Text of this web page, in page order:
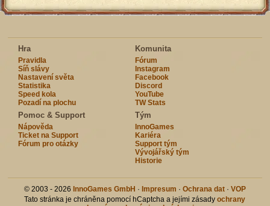
Hra
Pravidla
Síň slávy
Nastavení světa
Statistika
Speed kola
Pozadí na plochu
Komunita
Fórum
Instagram
Facebook
Discord
YouTube
TW Stats
Pomoc & Support
Nápověda
Ticket na Support
Fórum pro otázky
Tým
InnoGames
Kariéra
Support tým
Vývojářský tým
Historie
© 2003 - 2026 InnoGames GmbH · Impresum · Ochrana dat · VOP
Tato stránka je chráněna pomocí hCaptcha a jejími zásadyochrany